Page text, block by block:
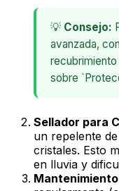
💡 Consejo:
avanzada,
recubrimiento
sobre
Sellador para
un repelente
cristales. Esto
en lluvia y